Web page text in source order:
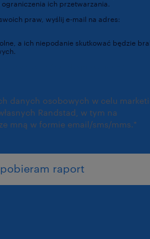
ich przetwarzania.
praw, wyślij e-mail na adres:
a ich niepodanie skutkować będzie
danych osobowych w celu
Randstad, w tym na
mną w formie email/sms/mms.*